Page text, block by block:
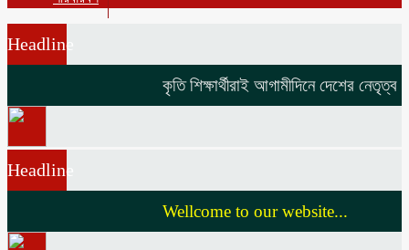
Headline
কৃতি শিক্ষার্থীরাই আগামীদিনে দেশের নেতৃত্ব
Headline
Wellcome to our website...